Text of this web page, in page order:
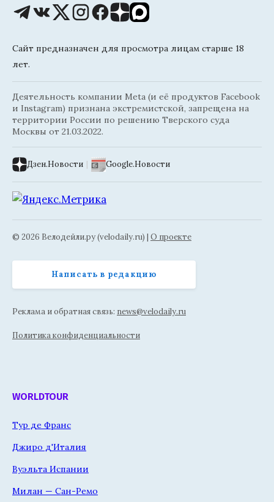
Сайт предназначен для просмотра лицам старше 18
лет.
Деятельность компании Meta (и её продуктов Facebook
и Instagram) признана экстремистской, запрещена на
территории России по решению Тверского суда
Москвы от 21.03.2022.
Дзен.Новости | Google.Новости
© 2026 Велодейли.ру (velodaily.ru) | О проекте
Написать в редакцию
Реклама и обратная связь: news@velodaily.ru
Политика конфиденциальности
WORLDTOUR
Тур де Франс
Джиро д'Италия
Вуэльта Испании
Милан — Сан-Ремо